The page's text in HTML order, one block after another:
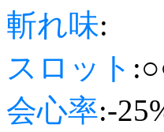
斬れ味:
スロット
会心率:-